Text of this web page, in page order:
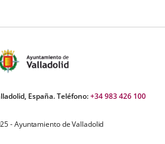
España. Teléfono:+34 983 426 100
- Ayuntamiento de Valladolid